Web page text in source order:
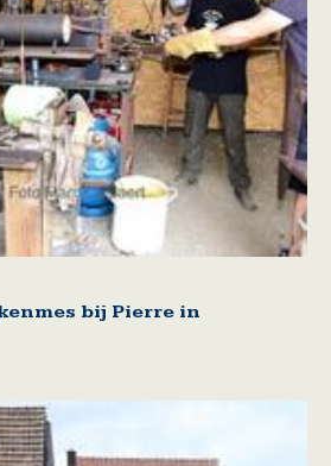
bij Pierre in